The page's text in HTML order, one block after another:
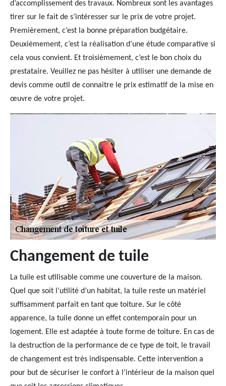
d’accomplissement des travaux. Nombreux sont les avantages
tirer sur le fait de s’intéresser sur le prix de votre projet.
Premièrement, c’est la bonne préparation budgétaire.
Deuxièmement, c’est la réalisation d’une étude comparative si
cela vous convient. Et troisièmement, c’est le bon choix du
prestataire. Veuillez ne pas hésiter à utiliser une demande de
devis comme outil de connaitre le prix estimatif de la mise en
œuvre de votre projet.
Changement de tuile
La tuile est utilisable comme une couverture de la maison.
Quel que soit l’utilité d’un habitat, la tuile reste un matériel
suffisamment parfait en tant que toiture. Sur le côté
apparence, la tuile donne un effet contemporain pour un
logement. Elle est adaptée à toute forme de toiture. En cas de
la destruction de la performance de ce type de toit, le travail
de changement est très indispensable. Cette intervention a
pour but de sécuriser le confort à l’intérieur de la maison quel